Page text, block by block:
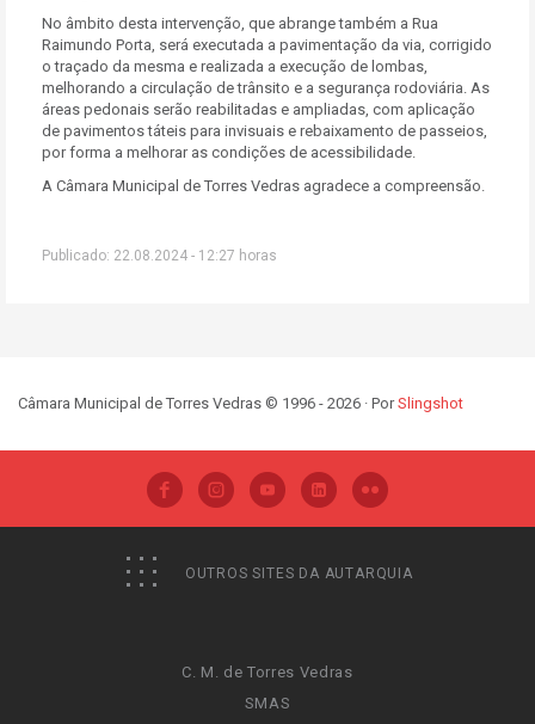
No âmbito desta intervenção, que abrange também a Rua
Raimundo Porta, será executada a pavimentação da via, corrigido
o traçado da mesma e realizada a execução de lombas,
melhorando a circulação de trânsito e a segurança rodoviária. As
áreas pedonais serão reabilitadas e ampliadas, com aplicação
de pavimentos táteis para invisuais e rebaixamento de passeios,
por forma a melhorar as condições de acessibilidade.
A Câmara Municipal de Torres Vedras agradece a compreensão.
Publicado: 22.08.2024 - 12:27 horas
Câmara Municipal de Torres Vedras © 1996 - 2026 · PorSlingshot
OUTROS SITES DA AUTARQUIA
C. M. de Torres Vedras
SMAS